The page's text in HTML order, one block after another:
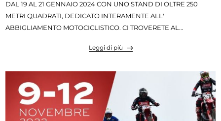
DAL 19 AL 21 GENNAIO 2024 CON UNO STAND DI OLTRE 250
METRI QUADRATI, DEDICATO INTERAMENTE ALL'
ABBIGLIAMENTO MOTOCICLISTICO. CI TROVERETE AL
MARCHI QUALI: ALPINESTARS - DAINESE - REV'IT - X-LITE -
Leggi di più